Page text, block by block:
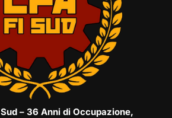
– 36 Anni di Occupazione,